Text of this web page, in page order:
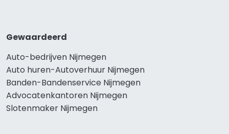
Gewaardeerd
Auto-bedrijven Nijmegen
Auto huren-Autoverhuur Nijmegen
Banden-Bandenservice Nijmegen
Advocatenkantoren Nijmegen
Slotenmaker Nijmegen